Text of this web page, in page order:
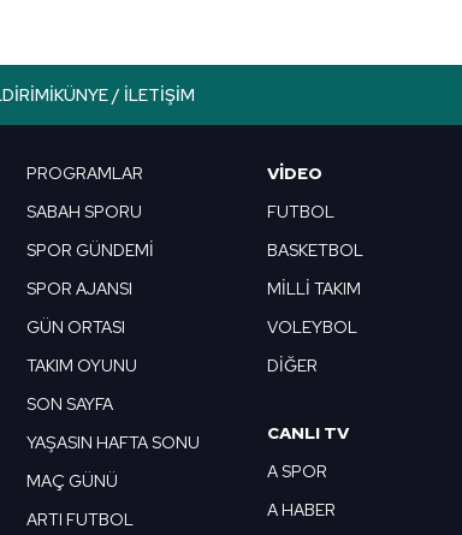
Aydınlatma Metnimizi okumak ve sitemizde
için lütfen
tıklayınız
KÜNYE / İLETIŞIM
PROGRAMLAR
SABAH SPORU
SPOR GÜNDEMİ
SPOR AJANSI
GÜN ORTASI
TAKIM OYUNU
SON SAYFA
YAŞASIN HAFTA SONU
MAÇ GÜNÜ
ARTI FUTBOL
VIDEO
FUTBOL
BASKETBOL
MİLLİ TAKIM
VOLEYBOL
DİĞER
CANLI TV
A SPOR
A HABER